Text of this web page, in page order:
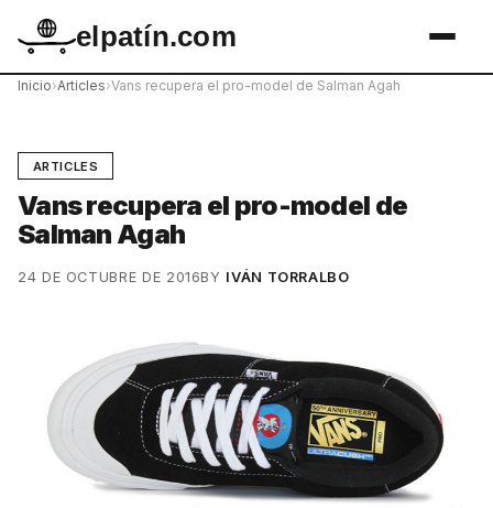
elpatín.com
Inicio›Articles›Vans recupera el pro-model de Salman Agah
ARTICLES
Vans recupera el pro-model de
Salman Agah
24 DE OCTUBRE DE 2016BY IVÁN TORRALBO